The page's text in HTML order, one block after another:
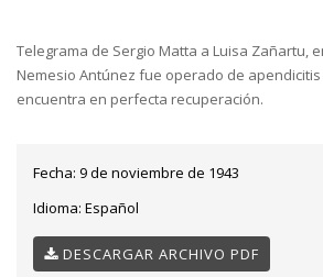
Telegrama de Sergio Matta a Luisa Zañartu,
Nemesio Antúnez fue operado de
encuentra en perfecta recuperación.
Fecha: 9 de noviembre de 1943
Idioma: Español
DESCARGAR ARCHIVO PDF